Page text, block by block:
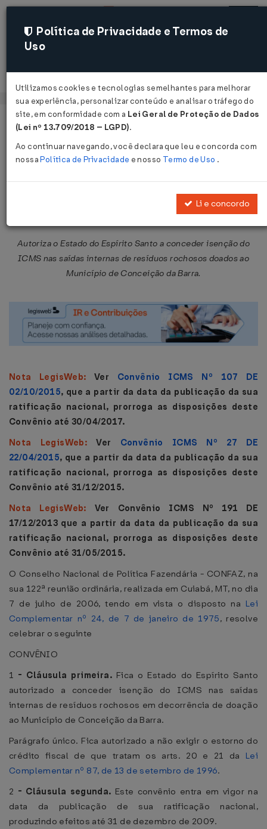
Acessar
Página Inicial Legislações
Convênio ICMS Nº 44 DE
Autoriza o Estado do Espírito Santo a conceder isenção do
ICMS nas saídas internas de resíduos rochosos doados ao
Município de Conceição da Barra.
Nota LegisWeb:Ver Convênio ICMS Nº 107 DE
02/10/2015, que a partir da data da publicação da sua
ratificação nacional, prorroga as disposições deste
Convênio até 30/04/2017.
Nota LegisWeb:Ver Convênio ICMS Nº 27 DE
22/04/2015, que a partir da data da publicação da sua
ratificação nacional, prorroga as disposições deste
Convênio até 31/12/2015.
Nota LegisWeb: Ver Convênio ICMS Nº 191 DE
17/12/2013 que a partir da data da publicação da sua
ratificação nacional, prorroga as disposições deste
Convênio até 31/05/2015.
O Conselho Nacional de Política Fazendária - CONFAZ, na
sua 122ª reunião ordinária, realizada em Cuiabá, MT, no dia
7 de julho de 2006, tendo em vista o disposto na Lei
Complementar nº 24, de 7 de janeiro de 1975, resolve
celebrar o seguinte
CONVÊNIO
1 - Cláusula primeira. Fica o Estado do Espírito Santo
autorizado a conceder isenção do ICMS nas saídas
internas de resíduos rochosos em decorrência de doação
ao Município de Conceição da Barra.
Parágrafo único. Fica autorizado a não exigir o estorno do
crédito fiscal de que tratam os arts. 20 e 21 da Lei
Complementar nº 87, de 13 de setembro de 1996.
2 - Cláusula segunda. Este convênio entra em vigor na
data da publicação de sua ratificação nacional,
produzindo efeitos até 31 de dezembro de 2009.
Política de Privacidade e Termos de
Uso
Utilizamos cookies e tecnologias semelhantes para melhorar
sua experiência, personalizar conteúdo e analisar o tráfego do
site, em conformidade com a Lei Geral de Proteção de Dados
(Lei nº 13.709/2018 – LGPD).
Ao continuar navegando, você declara que leu e concorda com
nossaPolítica de Privacidade e nosso Termo de Uso .
Li e concordo